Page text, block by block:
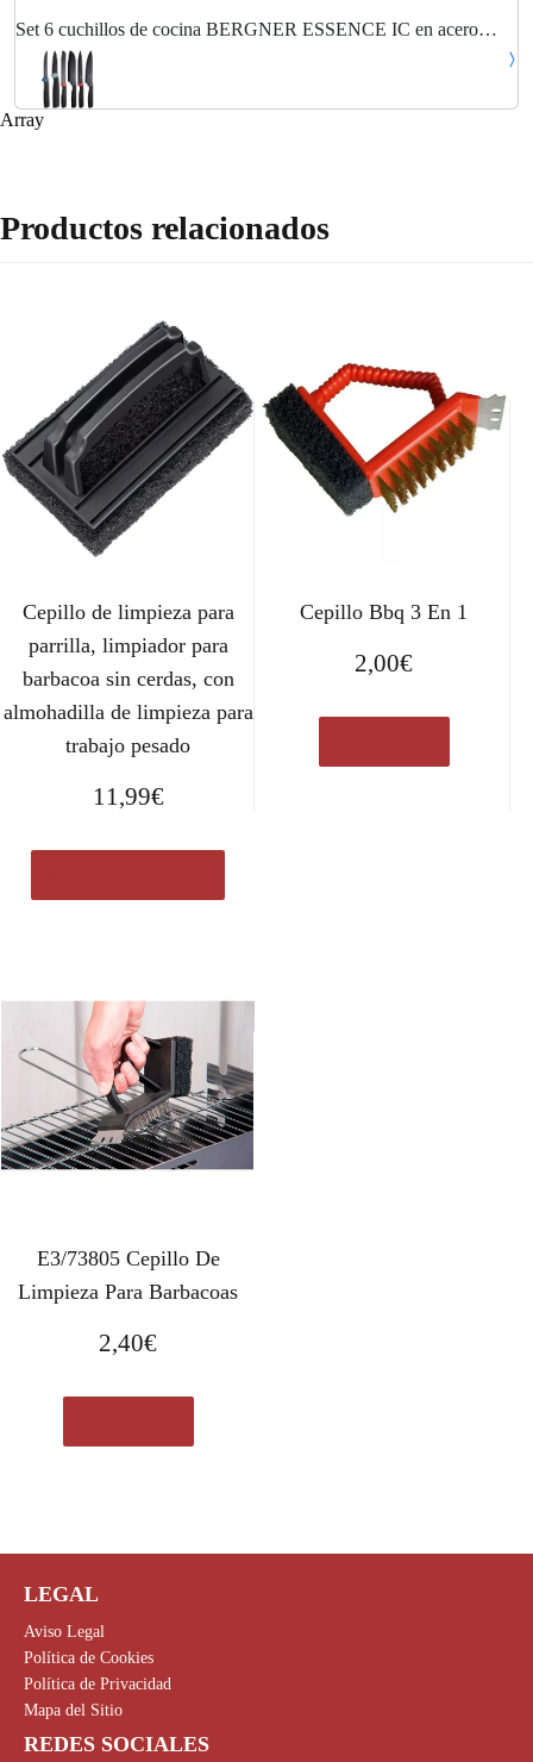
Set 6 cuchillos de cocina BERGNER ESSENCE IC en acero
inoxidable con revestimiento antiadherente en negro
Array
Productos relacionados
Cepillo de limpieza para
parrilla, limpiador para
barbacoa sin cerdas, con
almohadilla de limpieza para
trabajo pesado
11,99€
Cepillo Bbq 3 En 1
2,00€
E3/73805 Cepillo De
Limpieza Para Barbacoas
2,40€
LEGAL
Aviso Legal
Política de Cookies
Política de Privacidad
Mapa del Sitio
REDES SOCIALES